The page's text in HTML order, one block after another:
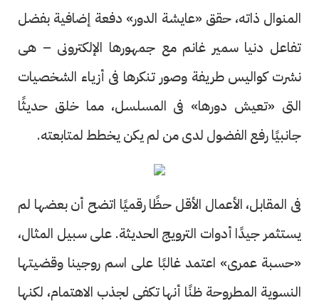
المنوال ذاته، حقق «عايشة الدور» دفعة إضافية بفضل
تفاعل دنيا سمير غانم مع جمهورها الإلكترونى – هى
نشرت كواليس طريفة وصور تنكرها فى أزياء الشخصيات
التى «تعيش دورها» فى المسلسل، مما خلق حديثًا
جانبيًا رفع الفضول لدى من لم يكن يخطط لمتابعته.
فى المقابل، الأعمال الأقل حظًا رقميًا اتضح أن بعضها لم
يستثمر جيدًا أدوات الترويج الحديثة. على سبيل المثال،
«حسبة عمرى» اعتمد غالبًا على اسم روجينا وقضيتها
النسوية المطروحة ظنًا أنها تكفى لجذب الاهتمام، لكنها